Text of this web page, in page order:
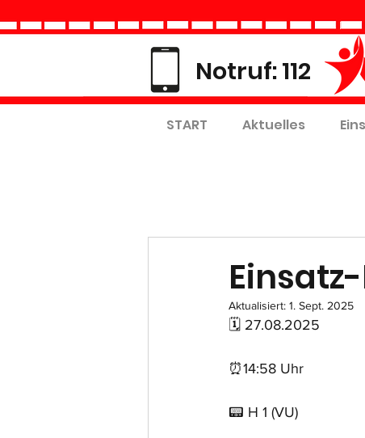
Notruf: 112
START Aktuelles
Aktualisiert: 1. Sept. 2025
🗓 27.08.2025
⏰14:58 Uhr
📟 H 1 (VU)